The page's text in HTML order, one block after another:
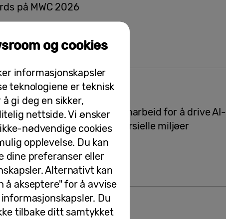
på MWC 2026
AMD styrker strategisk samarbeid for å drive AI-
i kommersielle miljøer
og cookies
informasjonskapsler
teknologiene er teknisk
gi deg en sikker,
nettside. Vi ønsker
nødvendige cookies
opplevelse. Du kan
dine preferanser eller
Alternativt kan
å akseptere" for å avvise
Du
tilbake ditt samtykket